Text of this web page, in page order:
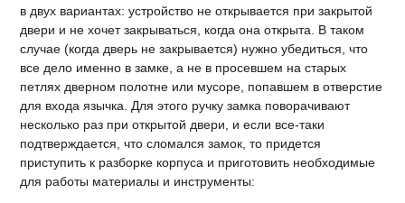
в двух вариантах: устройство не открывается при закрытой
двери и не хочет закрываться, когда она открыта. В таком
случае (когда дверь не закрывается) нужно убедиться, что
все дело именно в замке, а не в просевшем на старых
петлях дверном полотне или мусоре, попавшем в отверстие
для входа язычка. Для этого ручку замка поворачивают
несколько раз при открытой двери, и если все-таки
подтверждается, что сломался замок, то придется
приступить к разборке корпуса и приготовить необходимые
для работы материалы и инструменты: